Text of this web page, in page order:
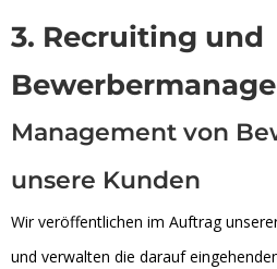
3. Recruiting und
Management von
unsere Kunden
Wir veröffentlichen im Auftrag
und verwalten die darauf